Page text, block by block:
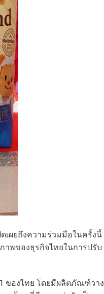
ดเผยถึงความร่วมมือในครั้งนี้
าพของธุรกิจไทยในการปรับ
ของไทย โดยมีผลิตภัณฑ์วาง